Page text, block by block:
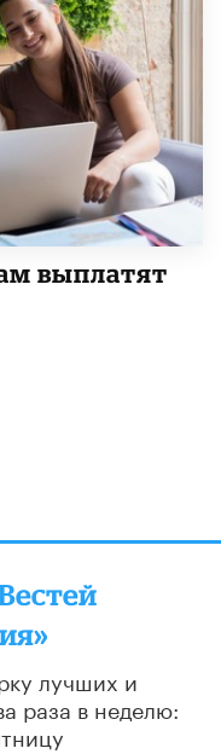
выплатят
лучших и
раза в неделю: